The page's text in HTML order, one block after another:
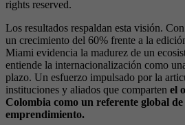
rights reserved.
Los resultados respaldan esta visión.
un crecimiento del 60% frente a la
Miami evidencia la madurez de un
entiende la internacionalización como
plazo. Un esfuerzo impulsado por la
instituciones y aliados que comparten el
Colombia como un referente global
emprendimiento.